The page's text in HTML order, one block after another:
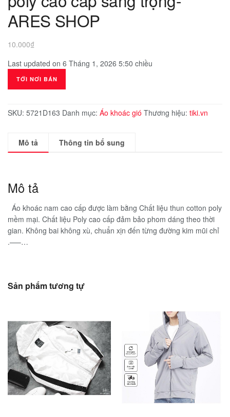
ARES SHOP
10.000₫
Last updated on 6 Tháng 1, 2026 5:50 chiều
TỚI NƠI BÁN
SKU: 5721D163 Danh mục: Áo khoác gió Thương hiệu: tiki.vn
Mô tả Thông tin bổ sung
Mô tả
Áo khoác nam cao cấp được làm bằng Chất liệu thun cotton poly
mềm mại. Chất liệu Poly cao cấp đảm bảo phom dáng theo thời
gian. Không bai không xù, chuẩn xịn đến từng đường kim mũi chỉ
.—–…
Sản phẩm tương tự